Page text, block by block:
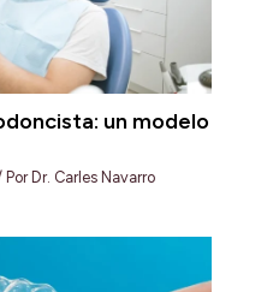
un modelo
Por Dr. Carles Navarro